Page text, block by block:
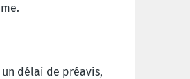
délai de préavis,